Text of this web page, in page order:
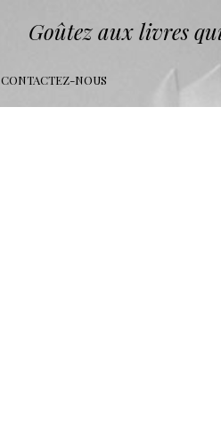
Goûtez aux livres
CONTACTEZ-NOUS